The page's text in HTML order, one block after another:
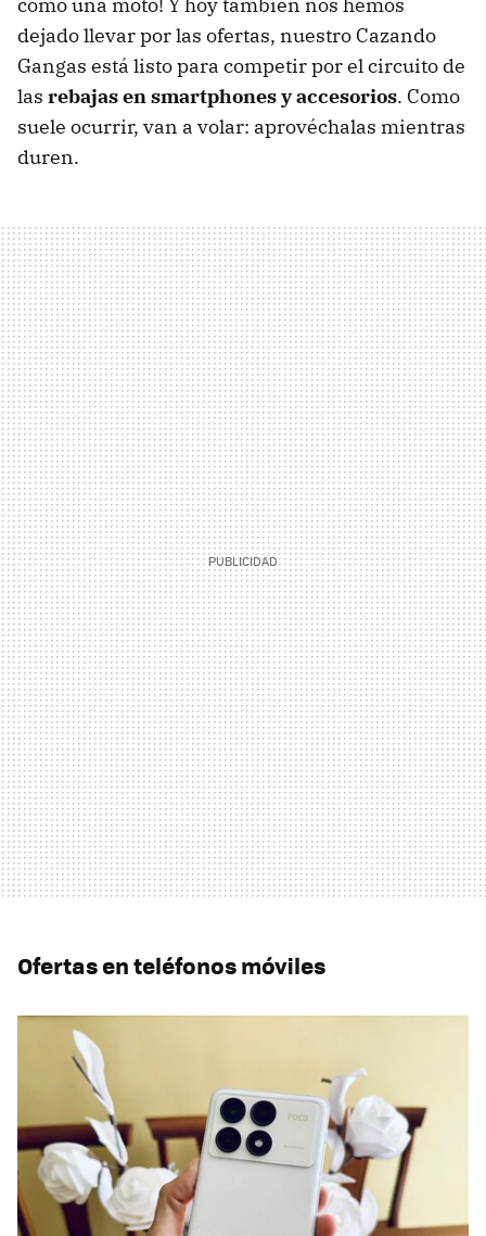
dejado llevar por las ofertas, nuestro Cazando
Gangas está listo para competir por el circuito de
las rebajas en smartphones y accesorios. Como
suele ocurrir, van a volar: aprovéchalas mientras
duren.
Ofertas en teléfonos móviles